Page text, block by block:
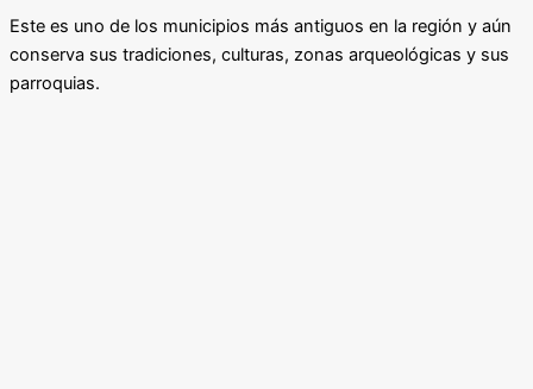
Este es uno de los municipios más antiguos en la región y aún
conserva sus tradiciones, culturas, zonas arqueológicas y sus
parroquias.